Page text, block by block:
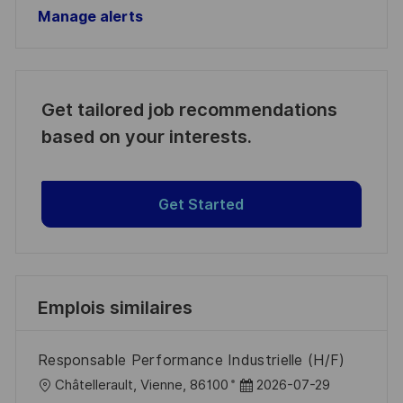
Manage alerts
Get tailored job recommendations
based on your interests.
Get Started
Emplois similaires
Responsable Performance Industrielle (H/F)
Châtellerault, Vienne, 86100
D 2026-07-29